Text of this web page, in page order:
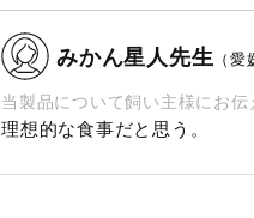
みかん星人先生 （
当製品について飼い主様にお
理想的な食事だと思う。